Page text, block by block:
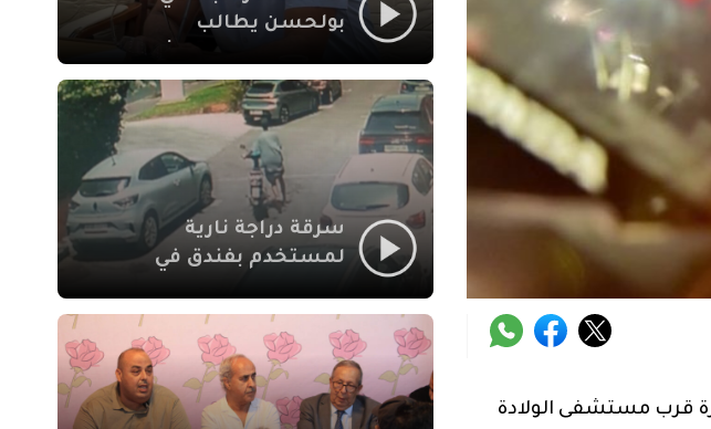
مستشفى الولادة
بولحسن يطالب
أشغال شارع علال
الفاسي بمراكش
سرقة دراجة نارية
لمستخدم بفندق في
بمراكش